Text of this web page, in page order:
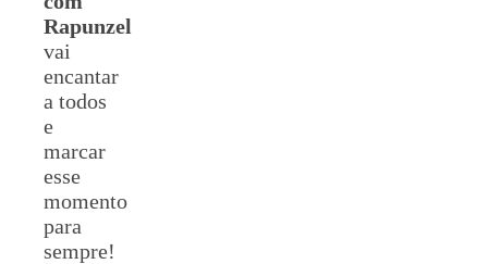
Rapunzel
vai
encantar
a todos
e
marcar
esse
momento
para
sempre!